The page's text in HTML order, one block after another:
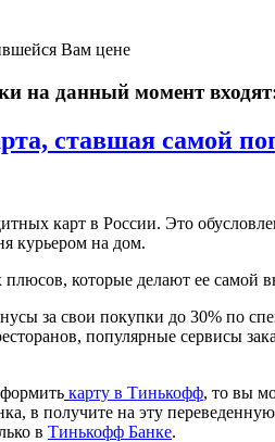
Вам цене
на данный момент
ставшая самой
карт в России. Это
курьером на дом.
которые делают ее самой
за свои покупки до 30% по
популярные сервисы
карту в Тинькофф, то вы
в получите на эту
в Тинькофф Банке.